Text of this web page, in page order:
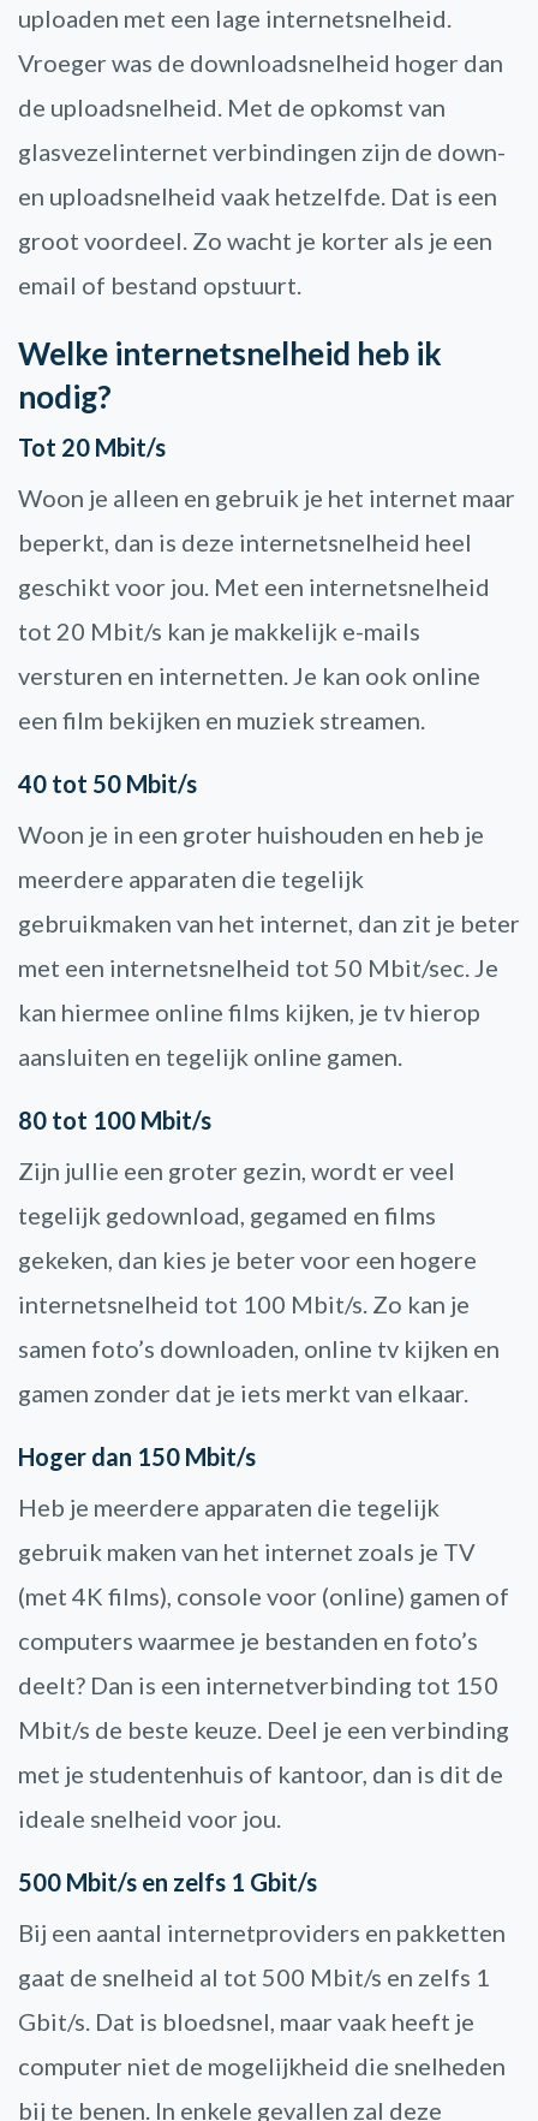
uploaden met een lage internetsnelheid.
Vroeger was de downloadsnelheid hoger dan
de uploadsnelheid. Met de opkomst van
glasvezelinternet verbindingen zijn de down-
en uploadsnelheid vaak hetzelfde. Dat is een
groot voordeel. Zo wacht je korter als je een
email of bestand opstuurt.
Welke internetsnelheid heb ik
nodig?
Tot 20 Mbit/s
Woon je alleen en gebruik je het internet maar
beperkt, dan is deze internetsnelheid heel
geschikt voor jou. Met een internetsnelheid
tot 20 Mbit/s kan je makkelijk e-mails
versturen en internetten. Je kan ook online
een film bekijken en muziek streamen.
40 tot 50 Mbit/s
Woon je in een groter huishouden en heb je
meerdere apparaten die tegelijk
gebruikmaken van het internet, dan zit je beter
met een internetsnelheid tot 50 Mbit/sec. Je
kan hiermee online films kijken, je tv hierop
aansluiten en tegelijk online gamen.
80 tot 100 Mbit/s
Zijn jullie een groter gezin, wordt er veel
tegelijk gedownload, gegamed en films
gekeken, dan kies je beter voor een hogere
internetsnelheid tot 100 Mbit/s. Zo kan je
samen foto’s downloaden, online tv kijken en
gamen zonder dat je iets merkt van elkaar.
Hoger dan 150 Mbit/s
Heb je meerdere apparaten die tegelijk
gebruik maken van het internet zoals je TV
(met 4K films), console voor (online) gamen of
computers waarmee je bestanden en foto’s
deelt? Dan is een internetverbinding tot 150
Mbit/s de beste keuze. Deel je een verbinding
met je studentenhuis of kantoor, dan is dit de
ideale snelheid voor jou.
500 Mbit/s en zelfs 1 Gbit/s
Bij een aantal internetproviders en pakketten
gaat de snelheid al tot 500 Mbit/s en zelfs 1
Gbit/s. Dat is bloedsnel, maar vaak heeft je
computer niet de mogelijkheid die snelheden
bij te benen. In enkele gevallen zal deze